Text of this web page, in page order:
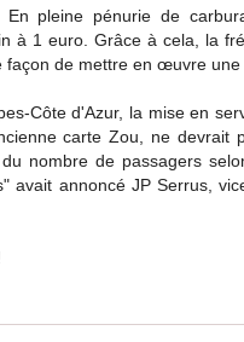
En pleine pénurie de
à 1 euro. Grâce à cela, la
façon de mettre en œuvre
Côte d'Azur, la mise en
carte Zou, ne devrait
nombre de passagers
avait annoncé JP Serrus,